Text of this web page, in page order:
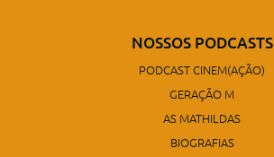
NOSSOS PODCASTS
PODCAST CINEM(AÇÃO)
GERAÇÃO M
AS MATHILDAS
BIOGRAFIAS